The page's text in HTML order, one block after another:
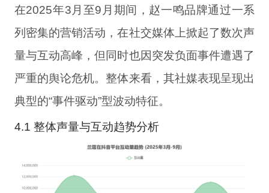
在2025年3月至9月期间，赵一鸣品牌通过一系
列密集的营销活动，在社交媒体上掀起了数次声
量与互动高峰，但同时也因突发负面事件遭遇了
严重的舆论危机。整体来看，其社媒表现呈现出
典型的“事件驱动”型波动特征。
4.1 整体声量与互动趋势分析